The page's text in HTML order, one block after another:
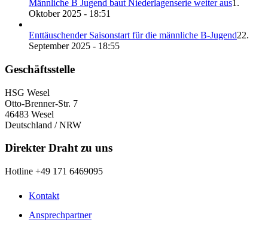
Männliche B Jugend baut Niederlagenserie weiter aus1.
Oktober 2025 - 18:51
Enttäuschender Saisonstart für die männliche B-Jugend22.
September 2025 - 18:55
Geschäftsstelle
HSG Wesel
Otto-Brenner-Str. 7
46483 Wesel
Deutschland / NRW
Direkter Draht zu uns
Hotline +49 171 6469095
Kontakt
Ansprechpartner